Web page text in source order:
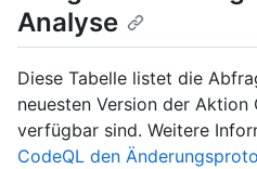
Analyse
Diese Tabelle listet die
neuesten Version der Aktion
verfügbar sind. Weitere
CodeQL den